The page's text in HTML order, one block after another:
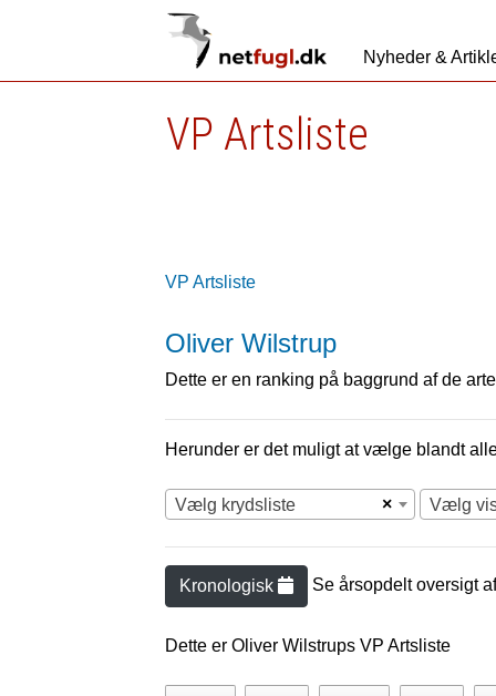
Nyheder &
VP Artsliste
VP Artsliste
Oliver Wilstrup
Dette er en ranking på baggrund af de
Herunder er det muligt at vælge blandt
×
Vælg krydsliste Vælg
Kronologisk Se årsopdelt oversigt
Dette er Oliver Wilstrups VP Artsliste